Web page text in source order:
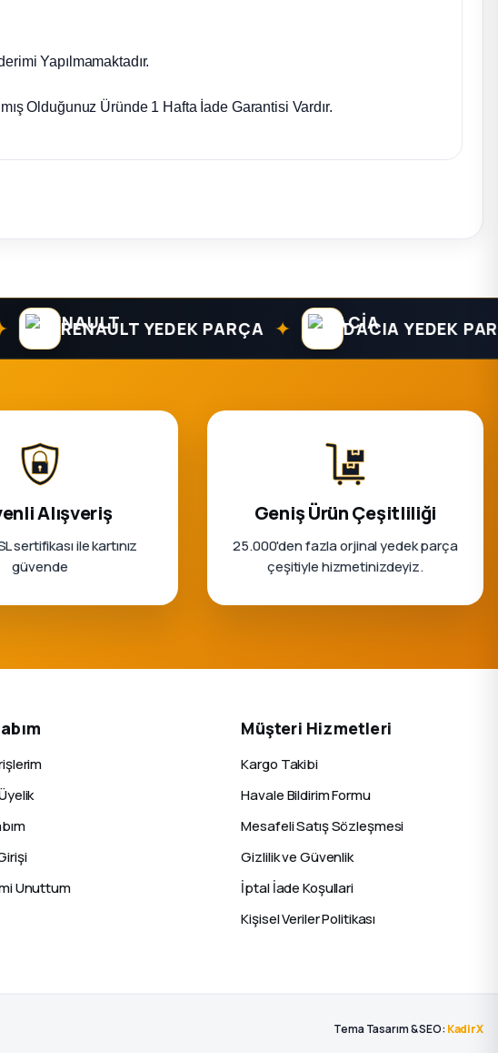
Yapılmamaktadır.
Olduğunuz Üründe 1 Hafta İade Garantisi Vardır.
RENAULT YEDEK PARÇA ✦ DACIA YEDEK PARÇA
Alışveriş
sertifikası ile kartınız
güvende
Geniş Ürün Çeşitliliği
25.000'den fazla orjinal yedek parça
çeşitiyle hizmetinizdeyiz.
Unuttum
Müşteri Hizmetleri
Kargo Takibi
Havale Bildirim Formu
Mesafeli Satış Sözleşmesi
Gizlilik ve Güvenlik
İptal İade Koşullari
Kişisel Veriler Politikası
Tema Tasarım & SEO: KadirX